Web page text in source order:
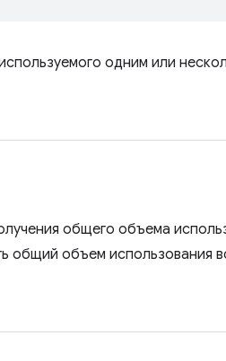
одним или
общего объема
общий объем использования